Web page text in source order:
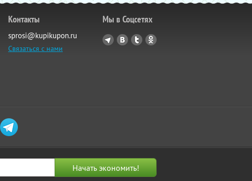
Контакты
sprosi@kupikupon.ru
Связаться с нами
Мы в Соцсетях